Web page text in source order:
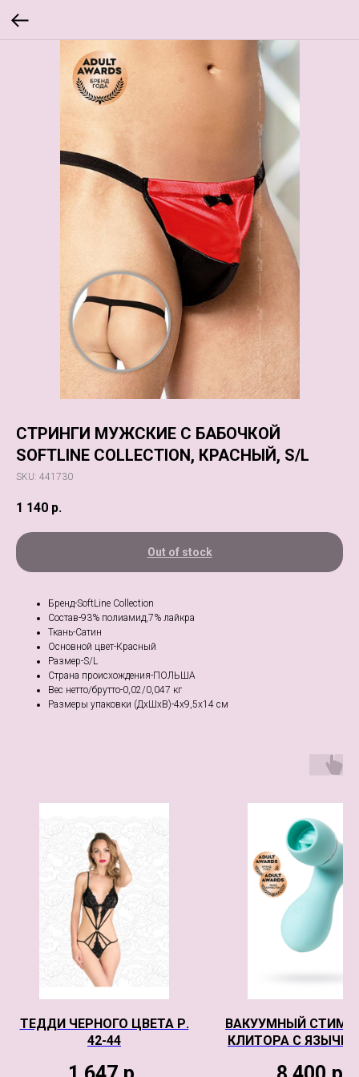
СТРИНГИ МУЖСКИЕ С БАБОЧКОЙ
SOFTLINE COLLECTION, КРАСНЫЙ, S/L
SKU: 441730
1 140 р.
Out of stock
Бренд-SoftLine Collection
Состав-93% полиамид,7% лайкра
Ткань-Сатин
Основной цвет-Красный
Размер-S/L
Страна происхождения-ПОЛЬША
Вес нетто/брутто-0,02/0,047 кг
Размеры упаковки (ДхШхВ)-4x9,5x14 см
ТЕДДИ ЧЕРНОГО ЦВЕТА Р.
42-44
ВАКУУМНЫЙ
КЛИТОРА С